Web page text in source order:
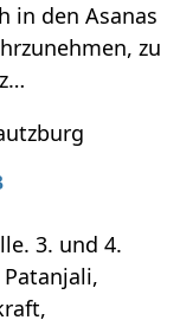
in den Asanas
zu
3. und 4.